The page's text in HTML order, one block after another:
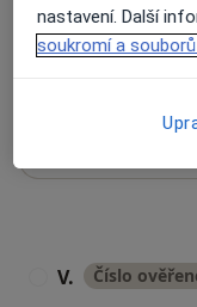
Hledejte v názorech
V. Číslo
nastavení. Další
soukromí a souborů